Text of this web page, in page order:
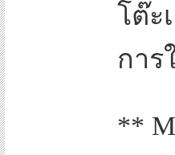
โต๊ะ
การ
**